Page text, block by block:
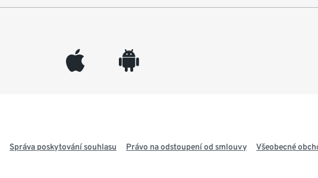
appleinc android
Správa poskytování souhlasu Právo na odstoupení od smlouvy Všeobecné